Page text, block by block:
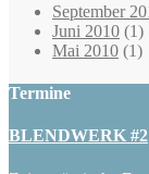
September
Juni 2010 (1)
Mai 2010 (1)
Termine
BLENDWERK #2